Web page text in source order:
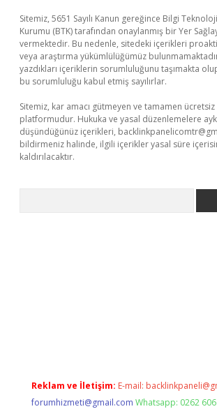
Sitemiz, 5651 Sayılı Kanun gereğince Bilgi
Kurumu (BTK) tarafından onaylanmış bir Yer
vermektedir. Bu nedenle, sitedeki içerikleri
veya araştırma yükümlülüğümüz
yazdıkları içeriklerin sorumluluğunu taşımakta
bu sorumluluğu kabul etmiş sayılırlar.
Sitemiz, kar amacı gütmeyen ve tamamen
platformudur. Hukuka ve yasal düzenlemelere
düşündüğünüz içerikleri,
bildirmeniz halinde, ilgili içerikler yasal süre
kaldırılacaktır.
Reklam ve İletişim: E-mail:
forumhizmeti@gmail.com Whatsapp: 0262